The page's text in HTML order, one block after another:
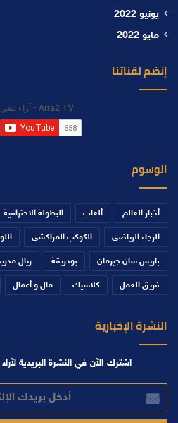
يونيو 2022
مايو 2022
إنضم لقناتنا
الوسوم
أخبار العالم ألعاب البطولة الاحترافية
الرجاء الرياضي الكوكب المراكشي
باريس سان جيرمان بودريقة ريال
فريق العمل كلاسيك مال و أعمال
النشرة الإخبارية
اشترك الآن في النشرة البريدية
أدخل
بريدك
الإلكتروني